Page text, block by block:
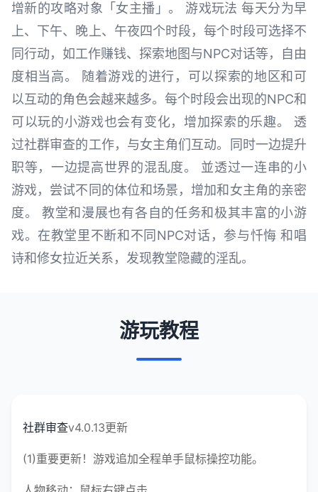
增新的攻略对象「女主播」。 游戏玩法 每天分为早
上、下午、晚上、午夜四个时段，每个时段可选择不
同行动，如工作赚钱、探索地图与NPC对话等，自由
度相当高。 随着游戏的进行，可以探索的地区和可
以互动的角色会越来越多。每个时段会出现的NPC和
可以玩的小游戏也会有变化，增加探索的乐趣。 透
过社群审查的工作，与女主角们互动。同时一边提升
职等，一边提高世界的混乱度。 並透过一连串的小
游戏，尝试不同的体位和场景，增加和女主角的亲密
度。 教堂和漫展也有各自的任务和极其丰富的小游
戏。在教堂里不断和不同NPC对话，参与忏悔 和唱
诗和修女拉近关系，发现教堂隐藏的淫乱。
游玩教程
社群审查v4.0.13更新
(1)重要更新！游戏追加全程单手鼠标操控功能。